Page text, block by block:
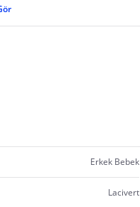
Erkek Bebek
Lacivert